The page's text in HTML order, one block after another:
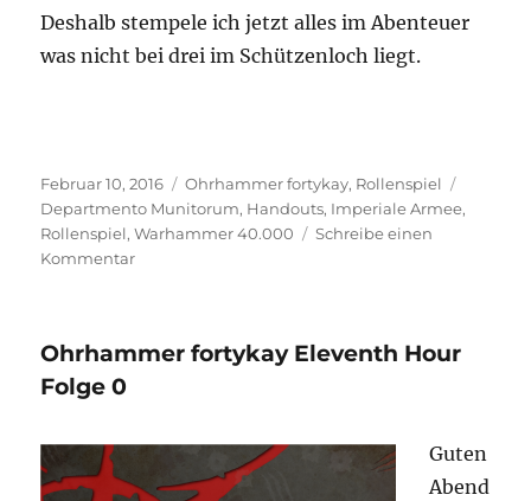
Deshalb stempele ich jetzt alles im Abenteuer
was nicht bei drei im Schützenloch liegt.
Veröffentlicht
am
Februar 10, 2016 Kategorien
Ohrhammer fortykay, Rollenspiel
Departmento Munitorum, Handouts, Imperiale Armee,
Rollenspiel,Warhammer 40.000
Schreibe einen
Kommentarzu
Stempel
Ohrhammer fortykay Eleventh Hour
Folge 0
Guten
Abend